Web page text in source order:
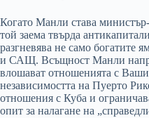
Когато Манли става министър-
той заема твърда
разгневява не само богатите
и САЩ. Всъщност Манли
влошават отношенията с
независимостта на Пуерто
отношения с Куба и
опит за налагане на